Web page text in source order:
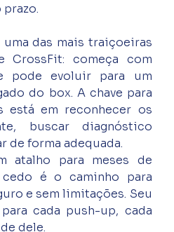
das mais traiçoeiras
CrossFit: começa com
pode evoluir para um
do box. A chave para
está em reconhecer os
buscar diagnóstico
de forma adequada.
atalho para meses de
cedo é o caminho para
e sem limitações. Seu
cada push-up, cada
dele.